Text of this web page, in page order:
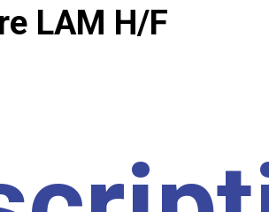
LAM H/F